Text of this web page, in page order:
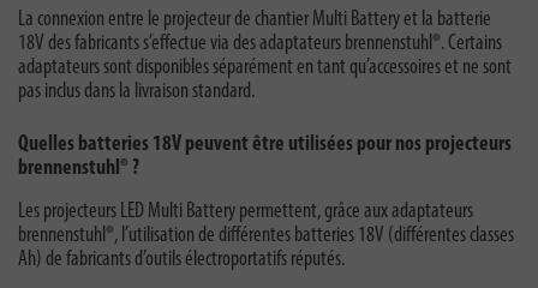
La connexion entre le projecteur de chantier Multi Battery et la batterie
18V des fabricants s’effectue via des adaptateurs brennenstuhl®. Certains
adaptateurs sont disponibles séparément en tant qu’accessoires et ne sont
pas inclus dans la livraison standard.
Quelles batteries 18V peuvent être utilisées pour nos projecteurs
brennenstuhl® ?
Les projecteurs LED Multi Battery permettent, grâce aux adaptateurs
brennenstuhl®, l’utilisation de différentes batteries 18V (différentes classes
Ah) de fabricants d’outils électroportatifs réputés.